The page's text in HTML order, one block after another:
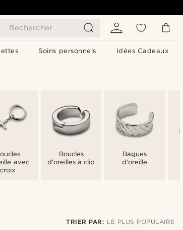
Rechercher
Soins personnels Idées Cadeaux
avec
croix
Boucles
d'oreilles à clip
Bagues
d'oreille
TRIER PAR: LE PLUS POPULAIRE